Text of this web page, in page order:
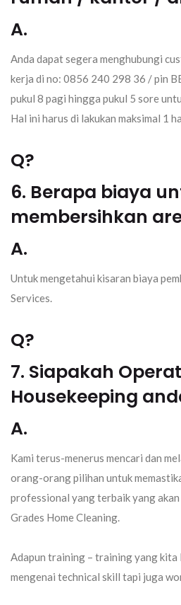
A.
Anda dapat segera menghubungi
kerja di no: 0856 240 298 36 / pin
pukul 8 pagi hingga pukul 5 sore
Hal ini harus di lakukan maksimal 1
Q?
6. Berapa biaya
membersihkan
A.
Untuk mengetahui kisaran biaya
Services.
Q?
7. Siapakah
Housekeeping
A.
Kami terus-menerus mencari dan
orang-orang pilihan untuk
professional yang terbaik yang
Grades Home Cleaning.
Adapun training – training yang kita
mengenai technical skill tapi juga